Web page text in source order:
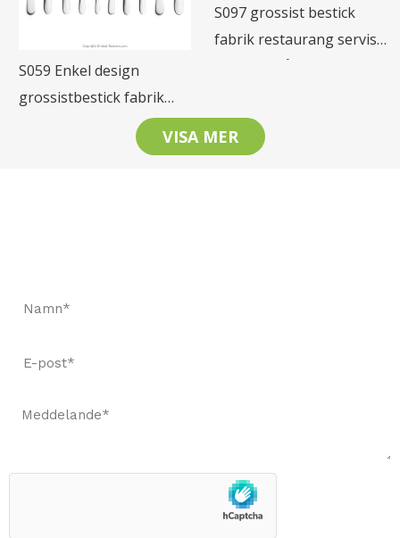
S059 Enkel design
grossistbestick fabrik
restaurangbestick
rostfritt stål bestick set
S097 grossist bestick
fabrik restaurang servis
rostfritt stål bestick set
VISA MER